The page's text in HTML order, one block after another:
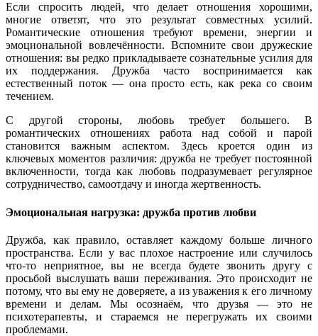
Если спросить людей, что делает отношения хорошими,
многие ответят, что это результат совместных усилий.
Романтические отношения требуют времени, энергии и
эмоциональной вовлечённости. Вспомните свои дружеские
отношения: вы редко прикладываете сознательные усилия для
их поддержания. Дружба часто воспринимается как
естественный поток — она просто есть, как река со своим
течением.
С другой стороны, любовь требует большего. В
романтических отношениях работа над собой и парой
становится важным аспектом. Здесь кроется один из
ключевых моментов различия: дружба не требует постоянной
включенности, тогда как любовь подразумевает регулярное
сотрудничество, самоотдачу и иногда жертвенность.
Эмоциональная нагрузка: дружба против любви
Дружба, как правило, оставляет каждому больше личного
пространства. Если у вас плохое настроение или случилось
что-то неприятное, вы не всегда будете звонить другу с
просьбой выслушать ваши переживания. Это происходит не
потому, что вы ему не доверяете, а из уважения к его личному
времени и делам. Мы осознаём, что друзья — это не
психотерапевты, и стараемся не перегружать их своими
проблемами.